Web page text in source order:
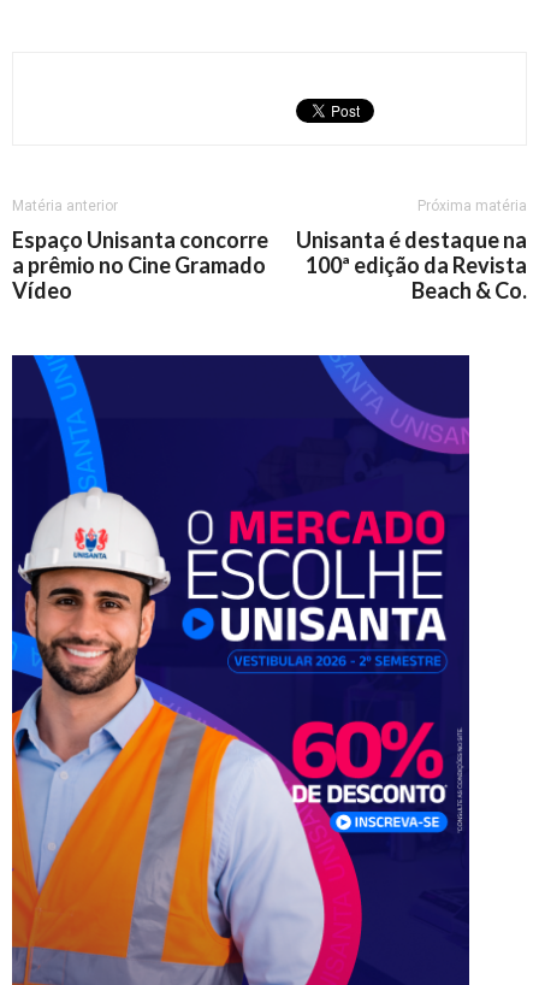
Matéria anterior
Espaço Unisanta concorre
a prêmio no Cine Gramado
Vídeo
Próxima matéria
Unisanta é destaque na
100ª edição da Revista
Beach & Co.